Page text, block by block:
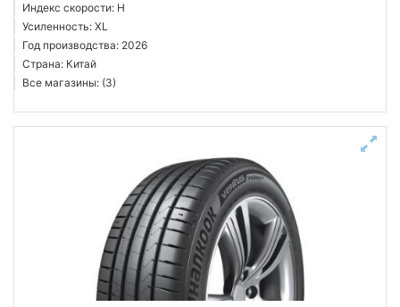
Индекс скорости: H
Усиленность: XL
Год производства: 2026
Страна: Китай
Все магазины: (3)